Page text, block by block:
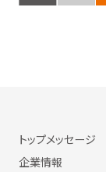
トップメッセージ
企業情報